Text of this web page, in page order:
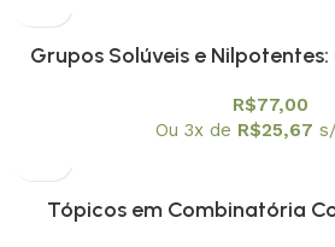
Grupos Solúveis e
R$77,00
Ou 3x de R$25,67
Tópicos em Combinatória